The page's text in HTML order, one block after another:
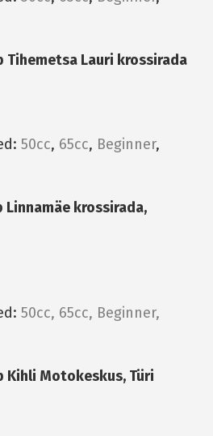
Tihemetsa Lauri krossirada
50cc, 65cc, Beginner,
Linnamäe krossirada,
50cc, 65cc, Beginner,
Kihli Motokeskus, Türi